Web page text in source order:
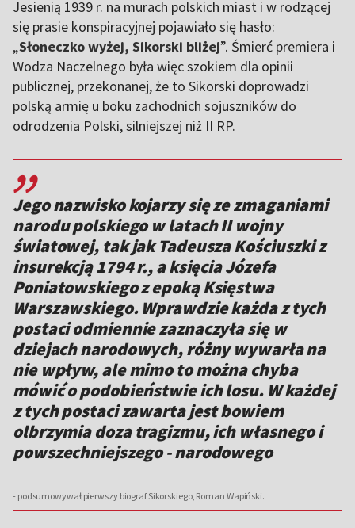
Jesienią 1939 r. na murach polskich miast i w rodzącej
się prasie konspiracyjnej pojawiało się hasło:
„Słoneczko wyżej, Sikorski bliżej”. Śmierć premiera i
Wodza Naczelnego była więc szokiem dla opinii
publicznej, przekonanej, że to Sikorski doprowadzi
polską armię u boku zachodnich sojuszników do
odrodzenia Polski, silniejszej niż II RP.
,,
Jego nazwisko kojarzy się ze zmaganiami
narodu polskiego w latach II wojny
światowej, tak jak Tadeusza Kościuszki z
insurekcją 1794 r., a księcia Józefa
Poniatowskiego z epoką Księstwa
Warszawskiego. Wprawdzie każda z tych
postaci odmiennie zaznaczyła się w
dziejach narodowych, różny wywarła na
nie wpływ, ale mimo to można chyba
mówić o podobieństwie ich losu. W każdej
z tych postaci zawarta jest bowiem
olbrzymia doza tragizmu, ich własnego i
powszechniejszego - narodowego
- podsumowywał pierwszy biograf Sikorskiego, Roman Wapiński.